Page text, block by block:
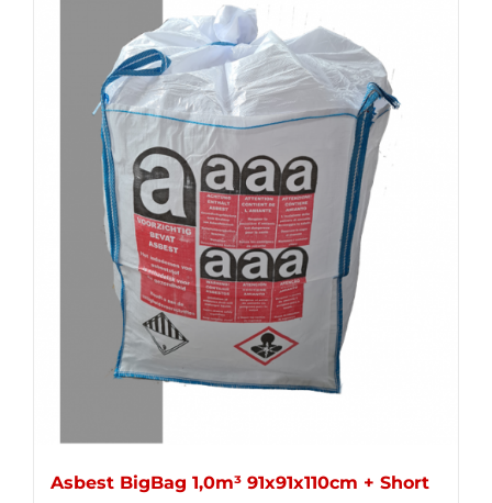
Asbest BigBag 1,0m³ 91x91x110cm + Short